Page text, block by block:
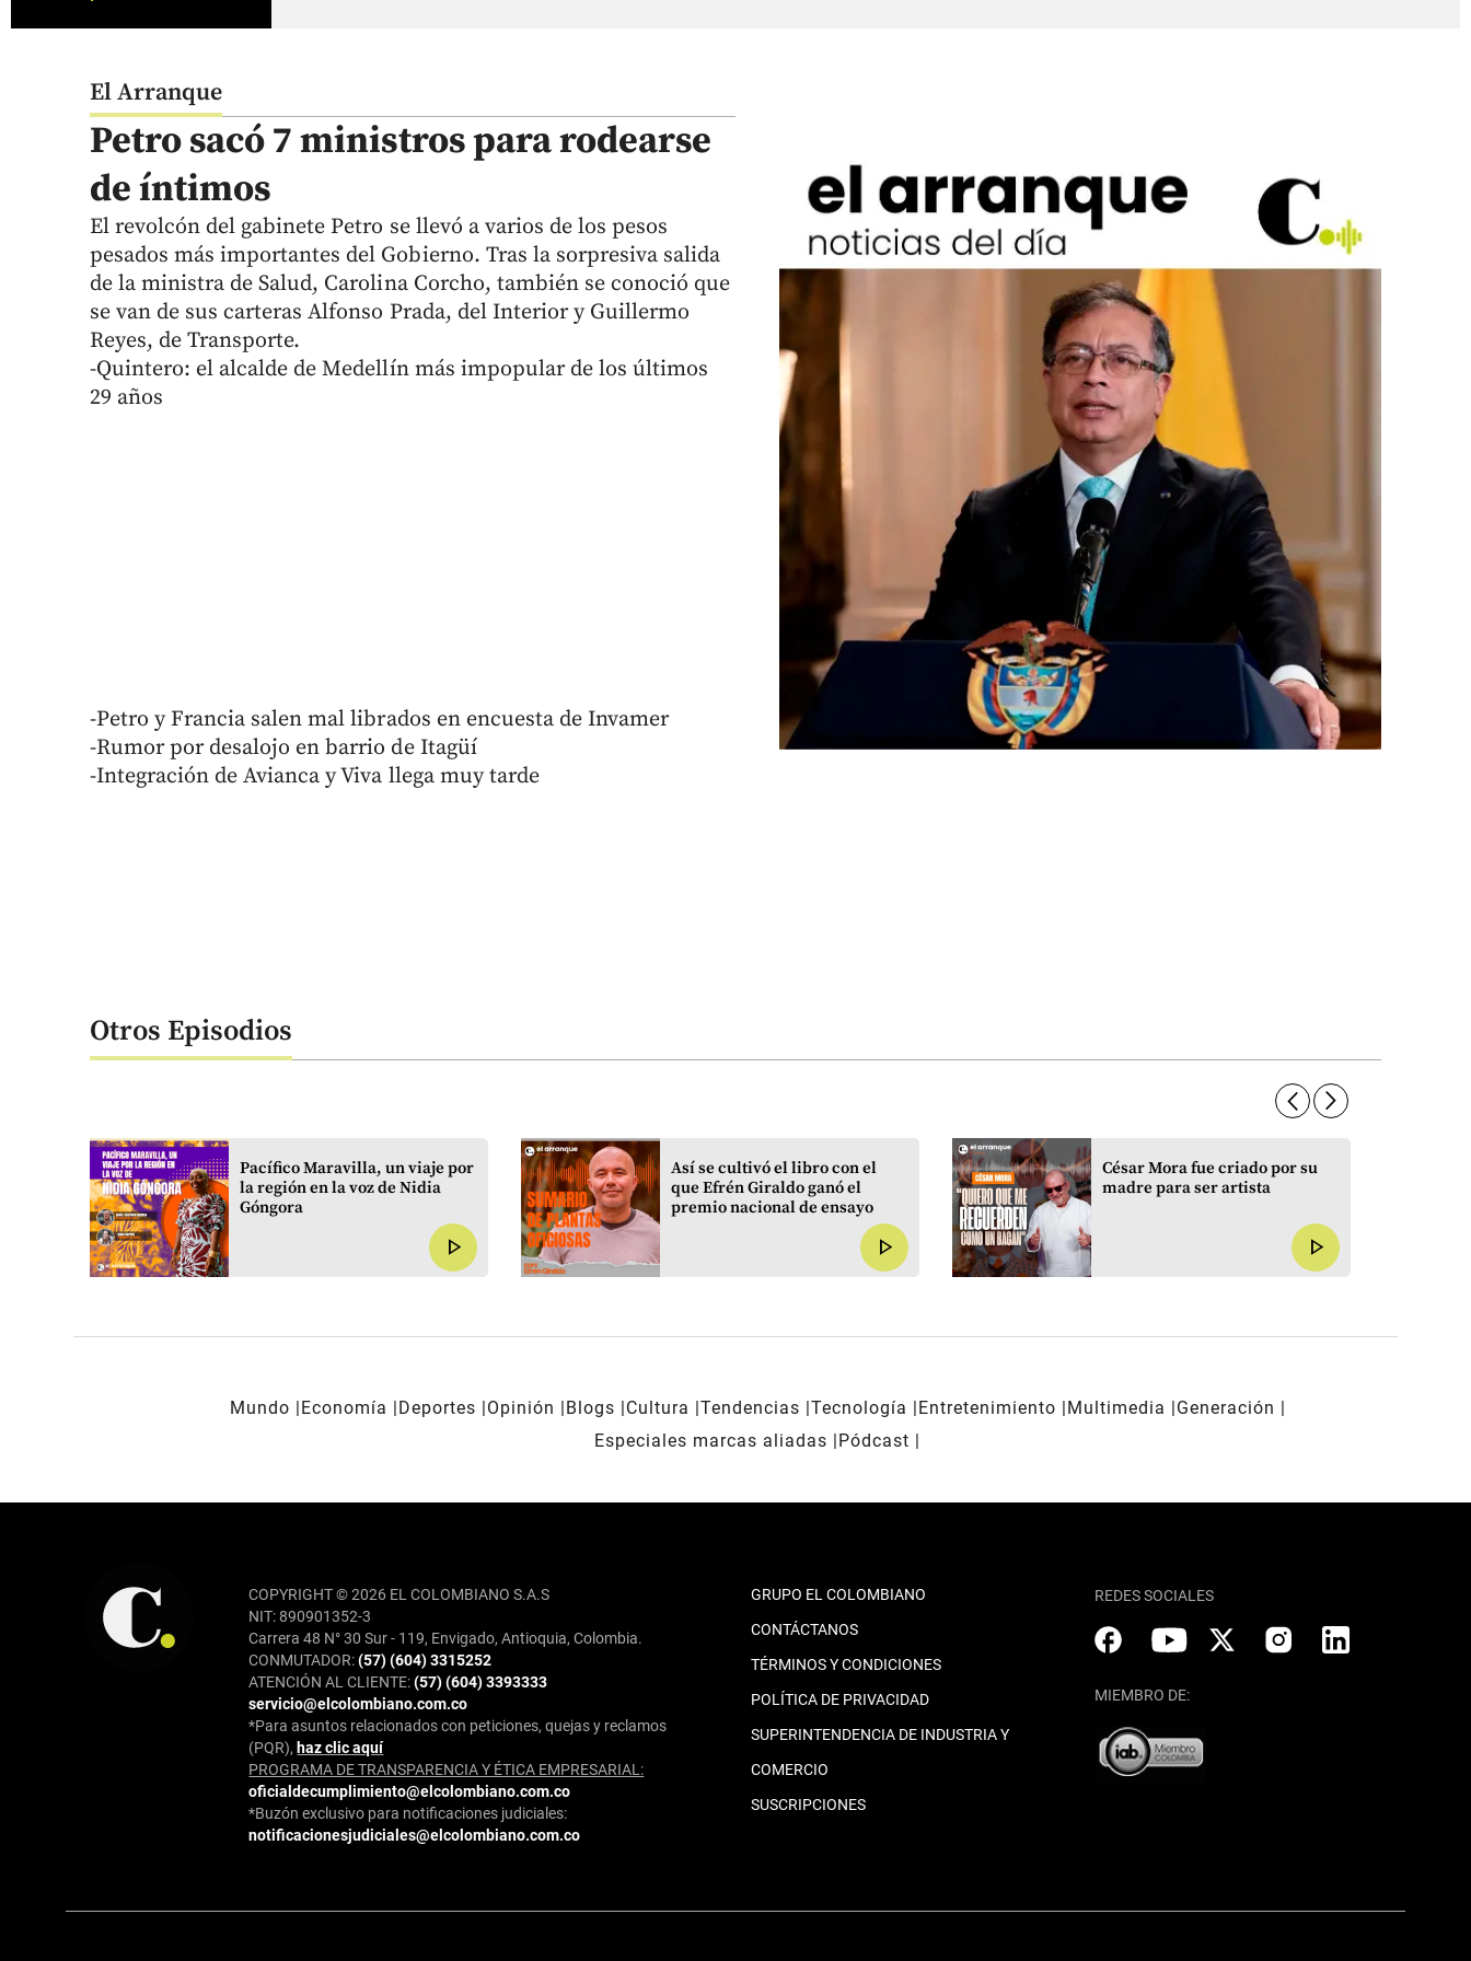
El Arranque
Petro sacó 7 ministros para rodearse
de íntimos
El revolcón del gabinete Petro se llevó a varios de los pesos
pesados más importantes del Gobierno. Tras la sorpresiva salida
de la ministra de Salud, Carolina Corcho, también se conoció que
se van de sus carteras Alfonso Prada, del Interior y Guillermo
Reyes, de Transporte.
-Quintero: el alcalde de Medellín más impopular de los últimos
29 años
-Petro y Francia salen mal librados en encuesta de Invamer
-Rumor por desalojo en barrio de Itagüí
-Integración de Avianca y Viva llega muy tarde
Otros Episodios
arrow_forward_ios
Pacífico Maravilla, un viaje por
la región en la voz de Nidia
Góngora
play_arrow
Así se cultivó el libro con el
que Efrén Giraldo ganó el
premio nacional de ensayo
play_arrow
César Mora fue criado por su
madre para ser artista
play_arrow
arrow_forward_ios
Mundo Economía Deportes Opinión Blogs Cultura Tendencias Tecnología Entretenimiento Multimedia
Generación
Especiales marcas aliadas
Pódcast
COPYRIGHT © 2026 EL COLOMBIANO S.A.S
NIT: 890901352-3
Carrera 48 N° 30 Sur - 119, Envigado, Antioquia, Colombia.
CONMUTADOR:(57) (604) 3315252
ATENCIÓN AL CLIENTE:(57) (604) 3393333
servicio@elcolombiano.com.co
*Para asuntos relacionados con peticiones, quejas y reclamos
(PQR), haz clic aquí
PROGRAMA DE TRANSPARENCIA Y ÉTICA EMPRESARIAL:
oficialdecumplimiento@elcolombiano.com.co
*Buzón exclusivo para notificaciones judiciales:
notificacionesjudiciales@elcolombiano.com.co
GRUPO EL COLOMBIANO
CONTÁCTANOS
TÉRMINOS Y CONDICIONES
POLÍTICA DE PRIVACIDAD
SUPERINTENDENCIA DE INDUSTRIA Y
COMERCIO
SUSCRIPCIONES
REDES SOCIALES
MIEMBRO DE: